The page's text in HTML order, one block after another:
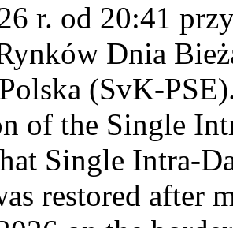
r. od 20:41
Dnia
(SvK-
of the Single
Single Intra-
restored after